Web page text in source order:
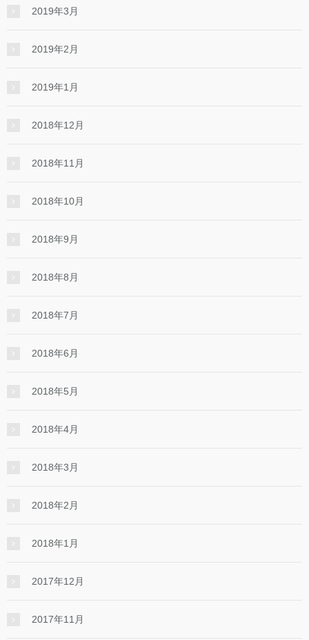
2019年3月
2019年2月
2019年1月
2018年12月
2018年11月
2018年10月
2018年9月
2018年8月
2018年7月
2018年6月
2018年5月
2018年4月
2018年3月
2018年2月
2018年1月
2017年12月
2017年11月